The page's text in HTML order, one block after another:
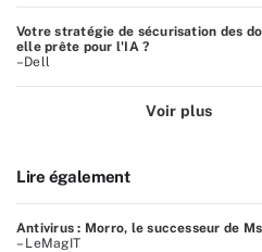
Votre stratégie de sécurisation des
elle prête pour l'IA ?
–Dell
Voir plus
Lire également
Antivirus : Morro, le successeur de
– LeMagIT